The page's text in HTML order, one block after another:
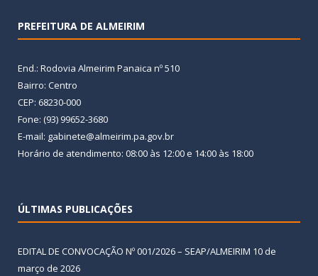
PREFEITURA DE ALMEIRIM
End.: Rodovia Almeirim Panaica nº 510
Bairro: Centro
CEP: 68230-000
Fone: (93) 99652-3680
E-mail: gabinete@almeirim.pa.gov.br
Horário de atendimento: 08:00 às 12:00 e 14:00 às 18:00
ÚLTIMAS PUBLICAÇÕES
EDITAL DE CONVOCAÇÃO Nº 001/2026 – SEAP/ALMEIRIM 10 de
março de 2026